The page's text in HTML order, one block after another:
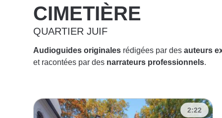
CIMETIÈRE
QUARTIER JUIF
Audioguides originales rédigées par desauteurs
et racontées par des narrateurs professionnels.
2:22